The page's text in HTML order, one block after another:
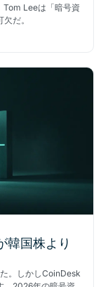
Tom Leeは「暗号資
だ。
韓国株より
。しかしCoinDesk